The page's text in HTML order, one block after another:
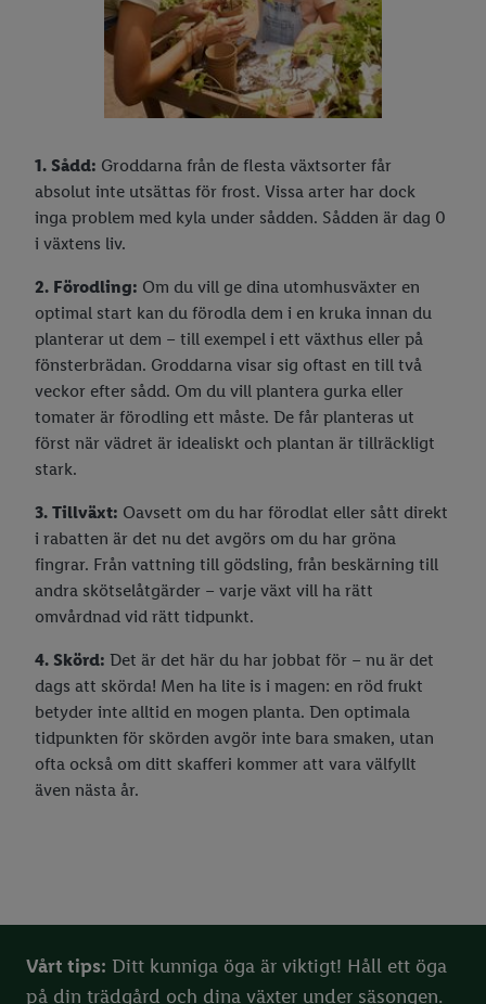
1. Sådd: Groddarna från de flesta växtsorter får
absolut inte utsättas för frost. Vissa arter har dock
inga problem med kyla under sådden. Sådden är dag 0
i växtens liv.
2. Förodling: Om du vill ge dina utomhusväxter en
optimal start kan du förodla dem i en kruka innan du
planterar ut dem – till exempel i ett växthus eller på
fönsterbrädan. Groddarna visar sig oftast en till två
veckor efter sådd. Om du vill plantera gurka eller
tomater är förodling ett måste. De får planteras ut
först när vädret är idealiskt och plantan är tillräckligt
stark.
3. Tillväxt: Oavsett om du har förodlat eller sått direkt
i rabatten är det nu det avgörs om du har gröna
fingrar. Från vattning till gödsling, från beskärning till
andra skötselåtgärder – varje växt vill ha rätt
omvårdnad vid rätt tidpunkt.
4. Skörd: Det är det här du har jobbat för – nu är det
dags att skörda! Men ha lite is i magen: en röd frukt
betyder inte alltid en mogen planta. Den optimala
tidpunkten för skörden avgör inte bara smaken, utan
ofta också om ditt skafferi kommer att vara välfyllt
även nästa år.
Vårt tips: Ditt kunniga öga är viktigt! Håll ett öga
på din trädgård och dina växter under säsongen.